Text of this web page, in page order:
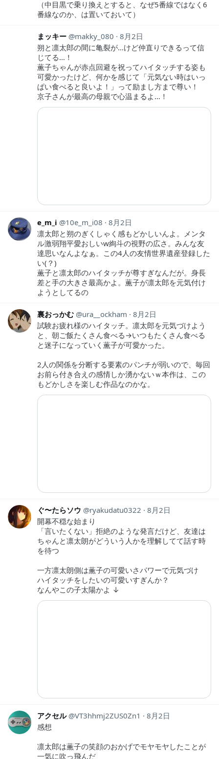
（中目黒で乗り換えとすると、なぜ5番線ではなく6
番線なのか、は置いておいて）
まッキー makky_080
8月2日
朔と凛太郎の間に亀裂が…けど仲直りできるって信
じてる…！
薫子ちゃんが赤点回避を祝ってハイタッチする姿も
可愛かったけど、何かを感じて「元気ない時はいっ
ぱい食べると良いよ！」って励まし方まで尊い！
京子さんが最高の母親で心温まるよ…！
e_m_i 10e_m_i08
8月2日
凛太郎と朔のぎくしゃく感もどかしいんよ。メンタ
ル激弱翔平愛おしいw絢斗の視野の広さ。みんな友
達思いなんよなぁ。この4人の友情世界遺産登録した
い(？)
薫子と凛太郎のハイタッチが尊すぎなんだが。身長
差と手の大きさ最高かよ。薫子が凛太郎を元気付け
ようとしてるの
裏おっかむ ura__ockham
8月2日
試験お疲れ様のハイタッチ。凛太郎を元気づけよう
と、朝ご飯たくさん食べる→いつもたくさん食べる
と迷子になっていく薫子が可愛かった。
2人の関係を分断する要素のパンチが弱いので、毎回
お前ら付き合えの感情しか湧かないｗ本作は、この
もどかしさを楽しむ作品なのかな。
ぐ〜たらソウ ryakudatu0322
8月2日
開幕不穏な始まり
「言いたくない」拒絶のような発言だけど、友達は
ちゃんと凛太朗がどういう人かを理解してて話す時
を待つ
一方凛太朗側は薫子の可愛いさパワーで元気づけ
ハイタッチをしたいの可愛いすぎんか？
なんやこの子太陽かよ ↓
アクセル VT3hhmj2ZUS0Zn1
8月2日
感想
凛太郎は薫子の笑顔のおかげでモヤモヤしたことが
一気に吹っ飛んだ